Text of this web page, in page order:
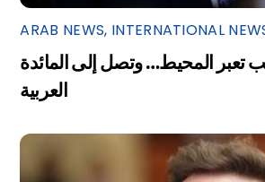
ARAB NEWS, INTERNATIONAL
تعبر المحيط… وتصل إلى المائدة
العربية